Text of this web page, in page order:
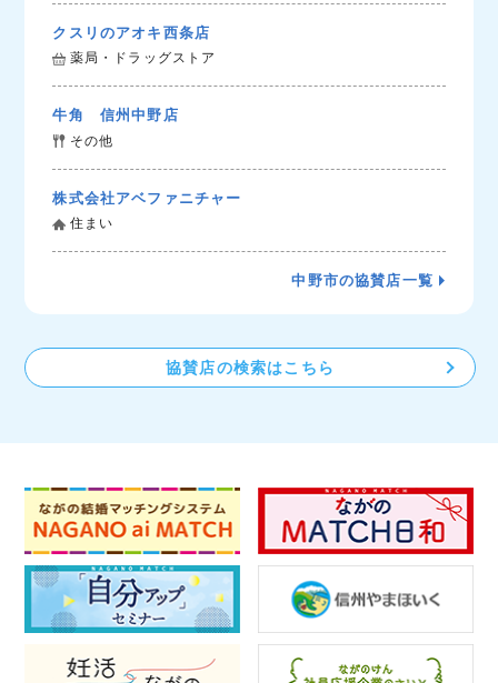
クスリのアオキ西条店
薬局・ドラッグストア
牛角 信州中野店
その他
株式会社アベファニチャー
住まい
中野市の協賛店一覧
協賛店の検索はこちら